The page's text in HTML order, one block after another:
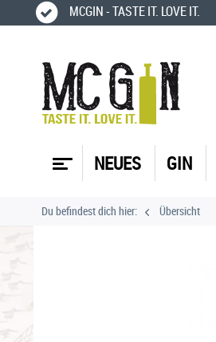
MCGIN - TASTE IT. LOVE IT.
NEUES GIN
Du befindest dich hier: Übersicht